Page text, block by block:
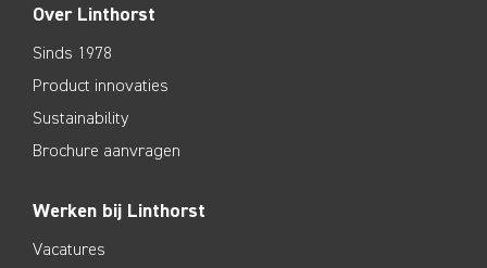
Over Linthorst
Sinds 1978
Product innovaties
Sustainability
Brochure aanvragen
Werken bij Linthorst
Vacatures